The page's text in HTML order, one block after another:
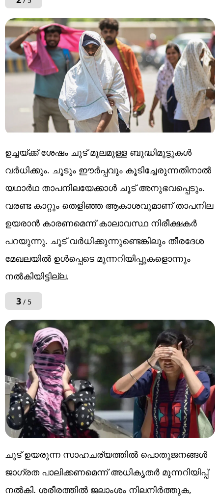
ഉച്ചയ്ക്ക് ശേഷം ചൂട് മൂലമുള്ള ബുദ്ധിമുട്ടുകള്‍
വര്‍ധിക്കും. ചൂടും ഈര്‍പ്പവും കൂടിച്ചേരുന്നതിനാല്‍
യഥാര്‍ഥ താപനിലയേക്കാള്‍ ചൂട് അനുഭവപ്പെടും.
വരണ്ട കാറ്റും തെളിഞ്ഞ ആകാശവുമാണ് താപനില
ഉയരാന്‍ കാരണമെന്ന് കാലാവസ്ഥ നിരീക്ഷകര്‍
പറയുന്നു. ചൂട് വര്‍ധിക്കുന്നുണ്ടെങ്കിലും തീരദേശ
മേഖലയില്‍ ഉള്‍പ്പെടെ മുന്നറിയിപ്പുകളൊന്നും
നല്‍കിയിട്ടില്ല.
3/ 5
ചൂട് ഉയരുന്ന സാഹചര്യത്തില്‍ പൊതുജനങ്ങള്‍
ജാഗ്രത പാലിക്കണമെന്ന് അധികൃതര്‍ മുന്നറിയിപ്പ്
നല്‍കി. ശരീരത്തില്‍ ജലാംശം നിലനിര്‍ത്തുക,